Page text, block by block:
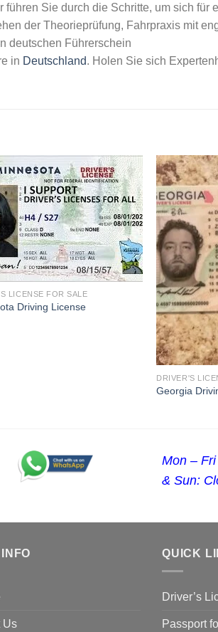
führen Sie durch die Schritte, um sich
der Theorieprüfung, Fahrpraxis mit
deutschen Führerschein
in Deutschland. Holen Sie sich
LICENSE FOR SALE
Driving License
DRIVER'S
Georgia
Mon –
& Sun:
Us
QUICK
Driver’s
Passport